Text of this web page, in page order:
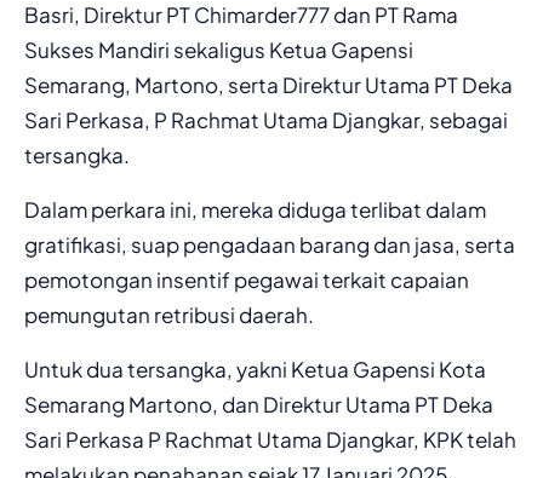
Basri, Direktur PT Chimarder777 dan PT Rama
Sukses Mandiri sekaligus Ketua Gapensi
Semarang, Martono, serta Direktur Utama PT Deka
Sari Perkasa, P Rachmat Utama Djangkar, sebagai
tersangka.
Dalam perkara ini, mereka diduga terlibat dalam
gratifikasi, suap pengadaan barang dan jasa, serta
pemotongan insentif pegawai terkait capaian
pemungutan retribusi daerah.
Untuk dua tersangka, yakni Ketua Gapensi Kota
Semarang Martono, dan Direktur Utama PT Deka
Sari Perkasa P Rachmat Utama Djangkar, KPK telah